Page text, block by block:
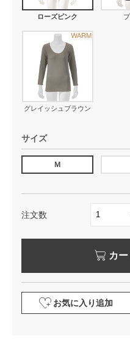
ローズピンク
グレイッシュブラウン
サイズ
Ｍ
注文数
カ
お気に入り追加